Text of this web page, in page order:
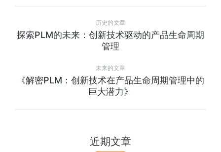
历史的文章
探索PLM的未来：创新技术驱动的产品生命周期
管理
未来的文章
《解密PLM：创新技术在产品生命周期管理中的
巨大潜力》
近期文章